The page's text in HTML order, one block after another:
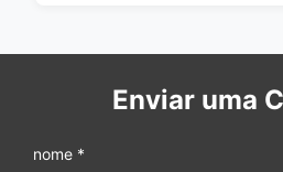
Enviar uma
nome *